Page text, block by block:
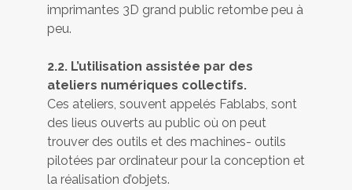
imprimantes 3D grand public retombe peu à
peu.
2.2. L’utilisation assistée par des
ateliers numériques collectifs.
Ces ateliers, souvent appelés Fablabs, sont
des lieus ouverts au public où on peut
trouver des outils et des machines- outils
pilotées par ordinateur pour la conception et
la réalisation d’objets.